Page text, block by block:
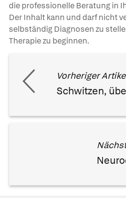
die professionelle Beratung in
Der Inhalt kann und darf nicht
selbständig Diagnosen zu
Therapie zu beginnen.
Vorheriger
Schwitzen,